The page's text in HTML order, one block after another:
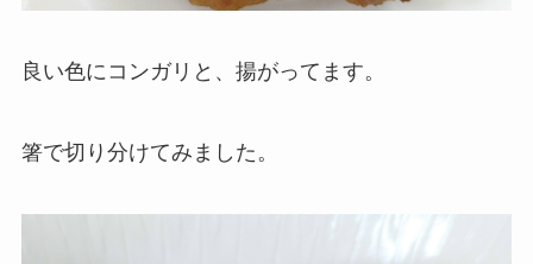
良い色にコンガリと、揚がってます。
箸で切り分けてみました。